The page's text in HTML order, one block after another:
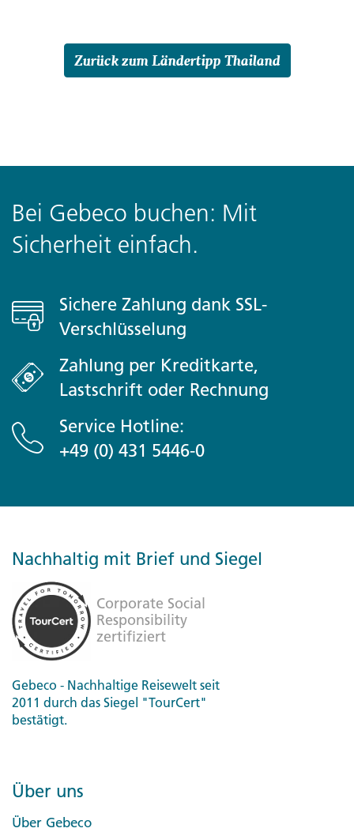
Zurück zum Ländertipp Thailand
Bei Gebeco buchen: Mit
Sicherheit einfach.
Sichere Zahlung dank SSL-
Verschlüsselung
Zahlung per Kreditkarte,
Lastschrift oder Rechnung
Service Hotline:
+49 (0) 431 5446-0
Nachhaltig mit Brief und Siegel
Gebeco - Nachhaltige Reisewelt seit
2011 durch das Siegel "TourCert"
bestätigt.
Über uns
Über Gebeco